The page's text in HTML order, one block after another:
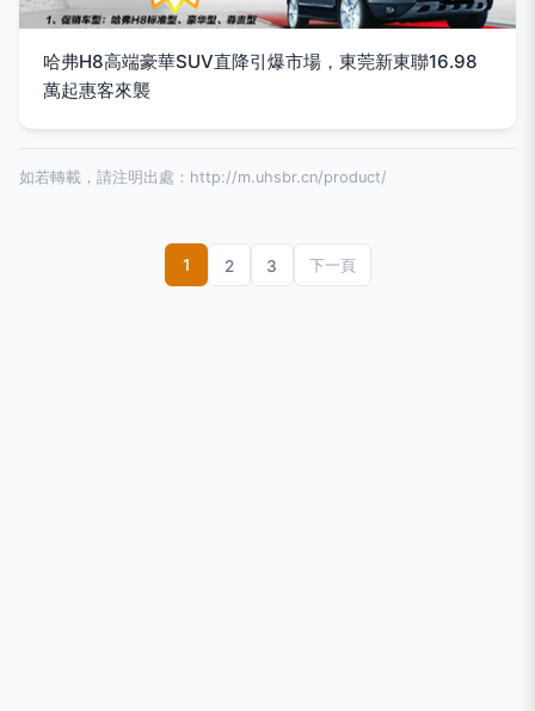
哈弗H8高端豪華SUV直降引爆市場，東莞新東聯16.98
萬起惠客來襲
如若轉載，請注明出處：http://m.uhsbr.cn/product/
1 2 3 下一頁